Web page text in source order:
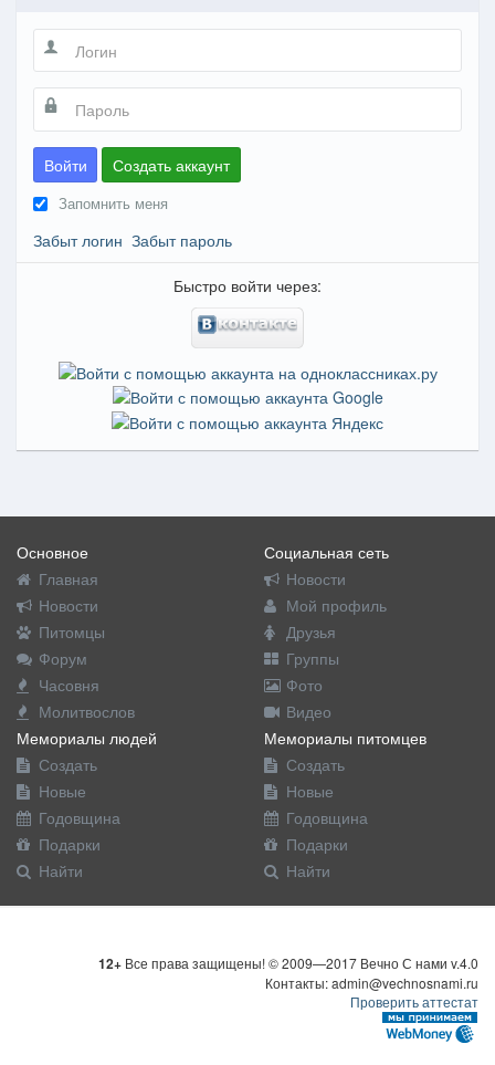
Войти Создать аккаунт
Запомнить меня
Забыт логин Забыт пароль
Быстро войти через:
Основное
Главная
Новости
Питомцы
Форум
Часовня
Молитвослов
Социальная сеть
Новости
Мой профиль
Друзья
Группы
Фото
Видео
Мемориалы людей
Создать
Новые
Годовщина
Подарки
Найти
Мемориалы питомцев
Создать
Новые
Годовщина
Подарки
Найти
12+ Все права защищены! © 2009—2017 Вечно С нами v.4.0
Контакты: admin@vechnosnami.ru
Проверить аттестат